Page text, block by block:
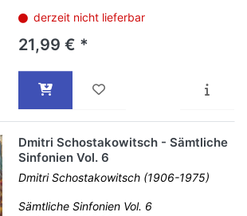
derzeit nicht lieferbar
21,99 € *
Dmitri Schostakowitsch - Sämtliche
Sinfonien Vol. 6
Dmitri Schostakowitsch (1906-1975)
Sämtliche Sinfonien Vol. 6